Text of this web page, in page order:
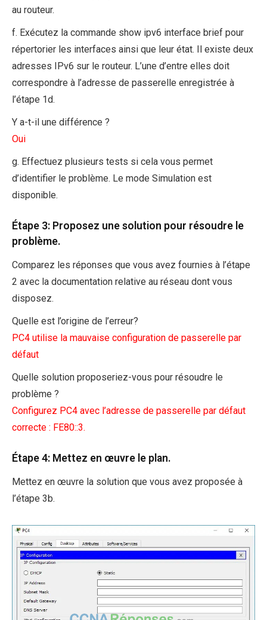
au routeur.
f. Exécutez la commande show ipv6 interface brief pour
répertorier les interfaces ainsi que leur état. Il existe deux
adresses IPv6 sur le routeur. L’une d’entre elles doit
correspondre à l’adresse de passerelle enregistrée à
l’étape 1d.
Y a-t-il une différence ?
Oui
g. Effectuez plusieurs tests si cela vous permet
d’identifier le problème. Le mode Simulation est
disponible.
Étape 3: Proposez une solution pour résoudre le
problème.
Comparez les réponses que vous avez fournies à l’étape
2 avec la documentation relative au réseau dont vous
disposez.
Quelle est l’origine de l’erreur?
PC4 utilise la mauvaise configuration de passerelle par
défaut
Quelle solution proposeriez-vous pour résoudre le
problème ?
Configurez PC4 avec l’adresse de passerelle par défaut
correcte : FE80::3.
Étape 4: Mettez en œuvre le plan.
Mettez en œuvre la solution que vous avez proposée à
l’étape 3b.